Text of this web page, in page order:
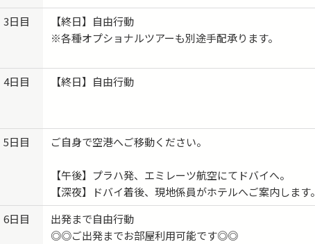
3日目
【終日】自由行動
※各種オプショナルツアーも別途手配承ります。
4日目 【終日】自由行動
5日目 ご自身で空港へご移動ください。
【午後】プラハ発、エミレーツ航空にてドバイへ。
【深夜】ドバイ着後、現地係員がホテルへご案内します。
6日目
出発まで自由行動
◎◎ご出発までお部屋利用可能です◎◎